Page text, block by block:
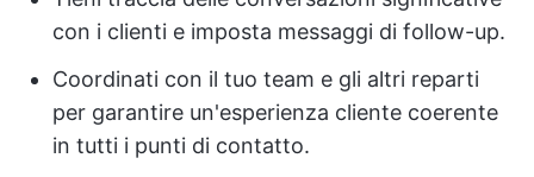
con i clienti e imposta messaggi di follow-up.
Coordinati con il tuo team e gli altri reparti
per garantire un'esperienza cliente coerente
in tutti i punti di contatto.